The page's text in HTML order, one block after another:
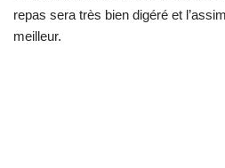
repas sera très bien digéré et
meilleur.